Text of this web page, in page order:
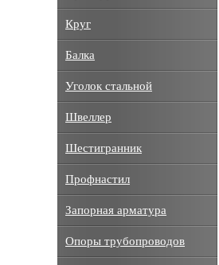
Круг
Балка
Уголок стальной
Швеллер
Шестигранник
Профнастил
Запорная арматура
Опоры трубопроводов